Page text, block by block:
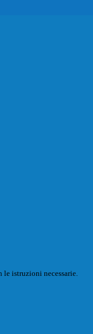
istruzioni necessarie.